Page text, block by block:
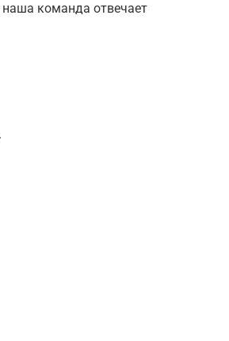
команда отвечает